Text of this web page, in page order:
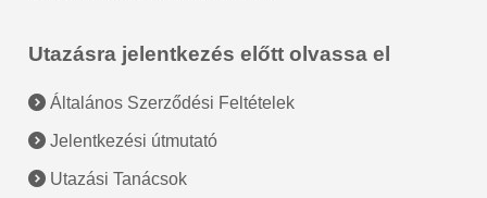
Utazásra jelentkezés előtt olvassa el
Általános Szerződési Feltételek
Jelentkezési útmutató
Utazási Tanácsok